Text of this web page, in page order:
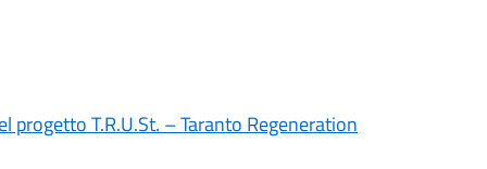
T.R.U.St. – Taranto Regeneration